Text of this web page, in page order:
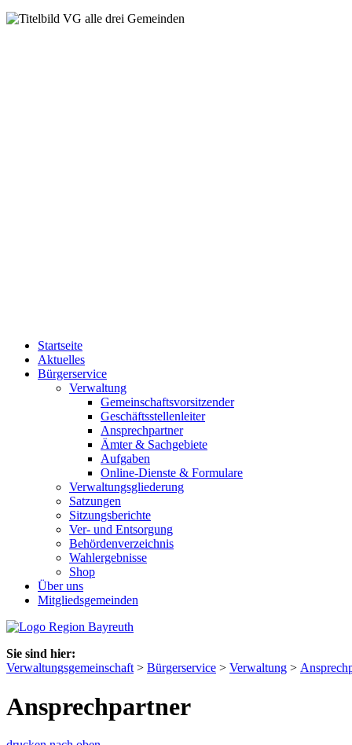
Startseite
Aktuelles
Bürgerservice
Verwaltung
Gemeinschaftsvorsitzender
Geschäftsstellenleiter
Ansprechpartner
Ämter & Sachgebiete
Aufgaben
Online-Dienste & Formulare
Verwaltungsgliederung
Satzungen
Sitzungsberichte
Ver- und Entsorgung
Behördenverzeichnis
Wahlergebnisse
Shop
Über uns
Mitgliedsgemeinden
Sie sind hier:
Verwaltungsgemeinschaft > Bürgerservice > Verwaltung >
Ansprechpartner